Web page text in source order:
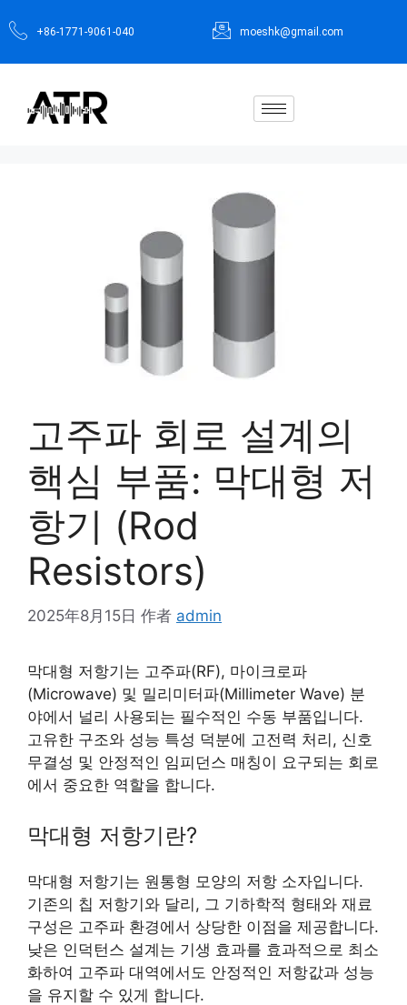
+86-1771-9061-040 moeshk@gmail.com
고주파 회로 설계의
핵심 부품: 막대형 저
항기 (Rod
Resistors)
2025年8月15日 作者 admin
막대형 저항기는 고주파(RF), 마이크로파
(Microwave) 및 밀리미터파(Millimeter Wave) 분
야에서 널리 사용되는 필수적인 수동 부품입니다.
고유한 구조와 성능 특성 덕분에 고전력 처리, 신호
무결성 및 안정적인 임피던스 매칭이 요구되는 회로
에서 중요한 역할을 합니다.
막대형 저항기란?
막대형 저항기는 원통형 모양의 저항 소자입니다.
기존의 칩 저항기와 달리, 그 기하학적 형태와 재료
구성은 고주파 환경에서 상당한 이점을 제공합니다.
낮은 인덕턴스 설계는 기생 효과를 효과적으로 최소
화하여 고주파 대역에서도 안정적인 저항값과 성능
을 유지할 수 있게 합니다.